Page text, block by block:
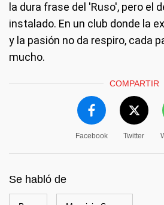
la dura frase del 'Ruso', pero el
instalado. En un club donde la
y la pasión no da respiro, cada
mucho.
COMPARTIR
Facebook Twitter
Se habló de